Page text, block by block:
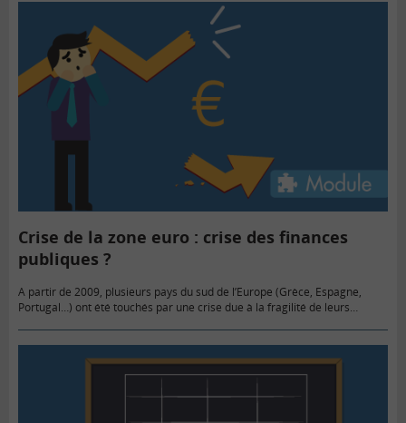
Crise de la zone euro : crise des finances
publiques ?
A partir de 2009, plusieurs pays du sud de l’Europe (Grèce, Espagne,
Portugal…) ont été touchés par une crise due à la fragilité de leurs